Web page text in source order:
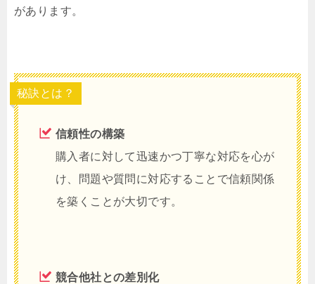
があります。
秘訣とは？
信頼性の構築
購入者に対して迅速かつ丁寧な対応を心が
け、問題や質問に対応することで信頼関係
を築くことが大切です。
競合他社との差別化